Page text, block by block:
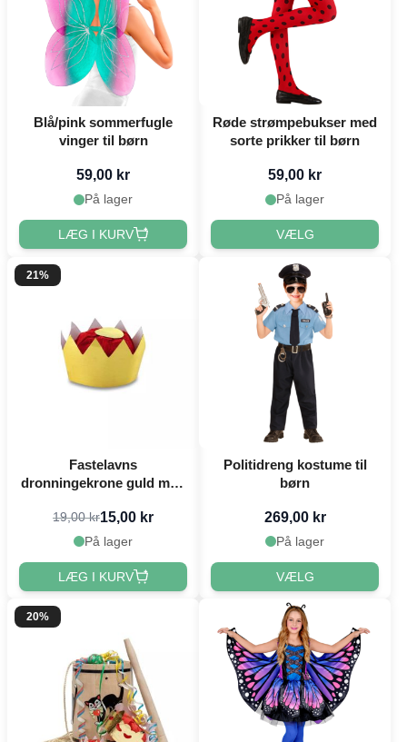
Blå/pink sommerfugle
vinger til børn
59,00 kr
På lager
LÆG I KURV
Røde strømpebukser med
sorte prikker til børn
59,00 kr
På lager
VÆLG
21%
Fastelavns
dronningekrone guld med
19,00 kr15,00 kr
På lager
LÆG I KURV
Politidreng kostume til
børn
269,00 kr
På lager
VÆLG
20%